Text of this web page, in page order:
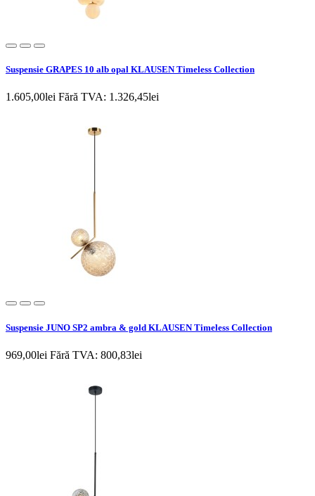
Suspensie GRAPES 10 alb opal KLAUSEN Timeless Collection
1.605,00lei Fără TVA: 1.326,45lei
Suspensie JUNO SP2 ambra & gold KLAUSEN Timeless Collection
969,00lei Fără TVA: 800,83lei